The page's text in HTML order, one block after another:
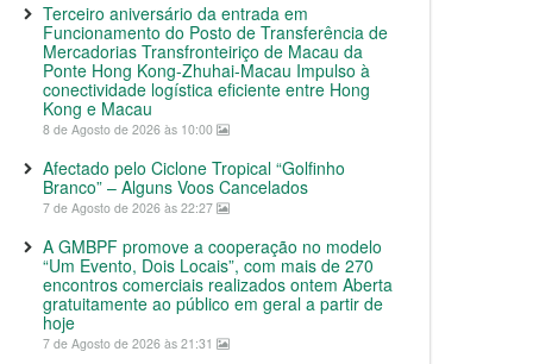
Terceiro aniversário da entrada em
Funcionamento do Posto de Transferência de
Mercadorias Transfronteiriço de Macau da
Ponte Hong Kong-Zhuhai-Macau Impulso à
conectividade logística eficiente entre Hong
Kong e Macau
8 de Agosto de 2026 às 10:00
Afectado pelo Ciclone Tropical “Golfinho
Branco” – Alguns Voos Cancelados
7 de Agosto de 2026 às 22:27
A GMBPF promove a cooperação no modelo
“Um Evento, Dois Locais”, com mais de 270
encontros comerciais realizados ontem Aberta
gratuitamente ao público em geral a partir de
hoje
7 de Agosto de 2026 às 21:31